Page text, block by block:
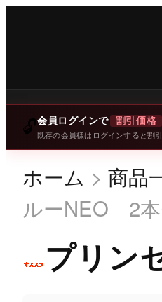
🔓会員ログインで 割引価格
既存の会員様はログインすると割
ホーム > 商品
ルーNEO 2本
プリン